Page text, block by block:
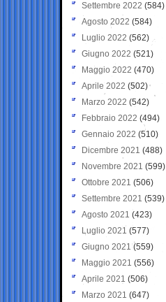
Settembre 2022 (584)
Agosto 2022 (584)
Luglio 2022 (562)
Giugno 2022 (521)
Maggio 2022 (470)
Aprile 2022 (502)
Marzo 2022 (542)
Febbraio 2022 (494)
Gennaio 2022 (510)
Dicembre 2021 (488)
Novembre 2021 (599)
Ottobre 2021 (506)
Settembre 2021 (539)
Agosto 2021 (423)
Luglio 2021 (577)
Giugno 2021(559)
Maggio 2021 (556)
Aprile 2021 (506)
Marzo 2021 (647)